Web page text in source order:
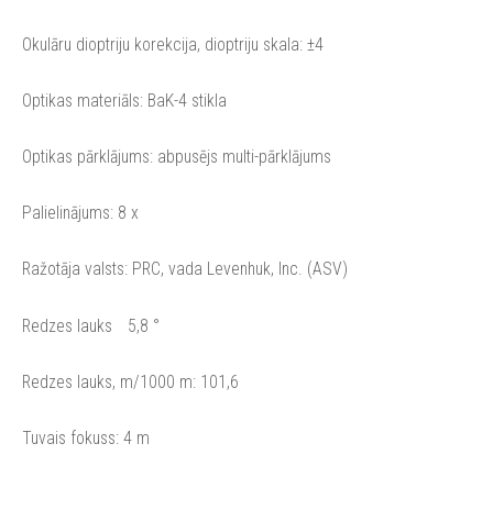
Okulāru dioptriju korekcija, dioptriju skala: ±4
Optikas materiāls: BaK-4 stikla
Optikas pārklājums: abpusējs multi-pārklājums
Palielinājums: 8 x
Ražotāja valsts: PRC, vada Levenhuk, Inc. (ASV)
Redzes lauks 5,8 °
Redzes lauks, m/1000 m: 101,6
Tuvais fokuss: 4 m